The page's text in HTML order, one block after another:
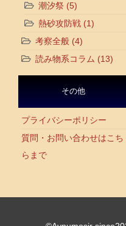
潮汐祭 (5)
熱砂攻防戦 (1)
考察全般 (4)
読み物系コラム (13)
その他
プライバシーポリシー
質問・お問い合わせはこち
らまで